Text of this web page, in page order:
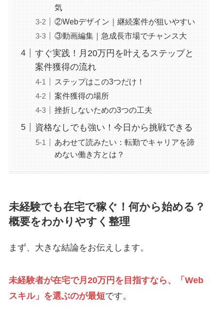
気
②Webデザイン｜継続案件が狙いやすい
③動画編集｜急成長市場でチャンス大
すぐ実践！月20万円を叶えるステップと
案件獲得の流れ
ステップはこの3つだけ！
案件獲得の場所
挫折しないための3つの工夫
資格なしでも強い！今日から挑戦できる
あわせて読みたい：転勤でキャリアを諦
めない働き方とは？
未経験でも在宅で稼ぐ！何から始める？
概要をわかりやすく整理
まず、大きな結論をお伝えします。
未経験者が在宅で月20万円を目指すなら、「Web
スキル」を選ぶのが最短です。